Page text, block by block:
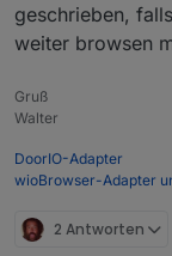
geschrieben,
weiter browsen
Gruß
Walter
DoorIO-Adapter
wioBrowser-Adapter
2 Antworten